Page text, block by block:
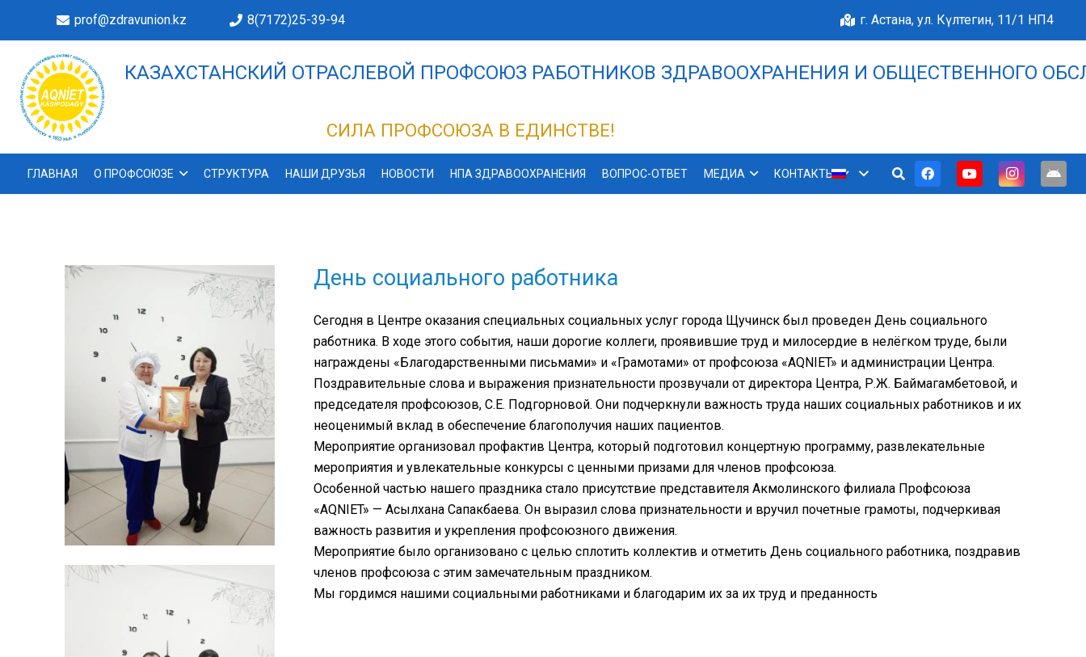
prof@zdravunion.kz 8(7172)25-39-94 г. Астана, ул. Күлтегин, 11/1 НП4
КАЗАХСТАНСКИЙ ОТРАСЛЕВОЙ ПРОФСОЮЗ РАБОТНИКОВ ЗДРАВООХРАНЕНИЯ И ОБЩЕСТВЕННОГО
СИЛА ПРОФСОЮЗА В ЕДИНСТВЕ!
ГЛАВНАЯ О ПРОФСОЮЗЕ СТРУКТУРА НАШИ ДРУЗЬЯ НОВОСТИ НПА ЗДРАВООХРАНЕНИЯ ВОПРОС-ОТВЕТ МЕДИА КОНТАКТЫ
День социального работника
Сегодня в Центре оказания специальных социальных услуг города Щучинск был проведен День социального
работника. В ходе этого события, наши дорогие коллеги, проявившие труд и милосердие в нелёгком труде, были
награждены «Благодарственными письмами» и «Грамотами» от профсоюза «AQNIET» и администрации Центра.
Поздравительные слова и выражения признательности прозвучали от директора Центра, Р.Ж. Баймагамбетовой, и
председателя профсоюзов, С.Е. Подгорновой. Они подчеркнули важность труда наших социальных работников и их
неоценимый вклад в обеспечение благополучия наших пациентов.
Мероприятие организовал профактив Центра, который подготовил концертную программу, развлекательные
мероприятия и увлекательные конкурсы с ценными призами для членов профсоюза.
Особенной частью нашего праздника стало присутствие представителя Акмолинского филиала Профсоюза
«AQNIET» — Асылхана Сапакбаева. Он выразил слова признательности и вручил почетные грамоты, подчеркивая
важность развития и укрепления профсоюзного движения.
Мероприятие было организовано с целью сплотить коллектив и отметить День социального работника, поздравив
членов профсоюза с этим замечательным праздником.
Мы гордимся нашими социальными работниками и благодарим их за их труд и преданность